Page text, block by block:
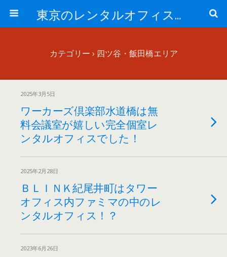
東京のレンタルオフィス、サービスオフィスの現地取材記事ブログ-ROjournal
カテゴリー › 四ツ谷・飯田橋エリア
2025年3月5日
ワーカーズ倶楽部水道橋は無
料会議室が嬉しい完全個室レ
ンタルオフィスでした！
2025年2月28日
ＢＬＩＮＫ紀尾井町はタワー
オフィス内ファミマの中のレ
ンタルオフィス！？
2023年6月26日